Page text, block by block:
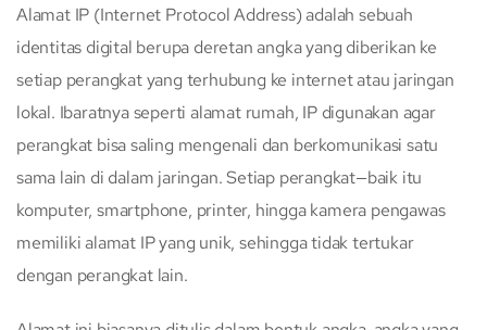
Alamat IP (Internet Protocol Address) adalah sebuah
identitas digital berupa deretan angka yang diberikan ke
setiap perangkat yang terhubung ke internet atau jaringan
lokal. Ibaratnya seperti alamat rumah, IP digunakan agar
perangkat bisa saling mengenali dan berkomunikasi satu
sama lain di dalam jaringan. Setiap perangkat—baik itu
komputer, smartphone, printer, hingga kamera pengawas
memiliki alamat IP yang unik, sehingga tidak tertukar
dengan perangkat lain.